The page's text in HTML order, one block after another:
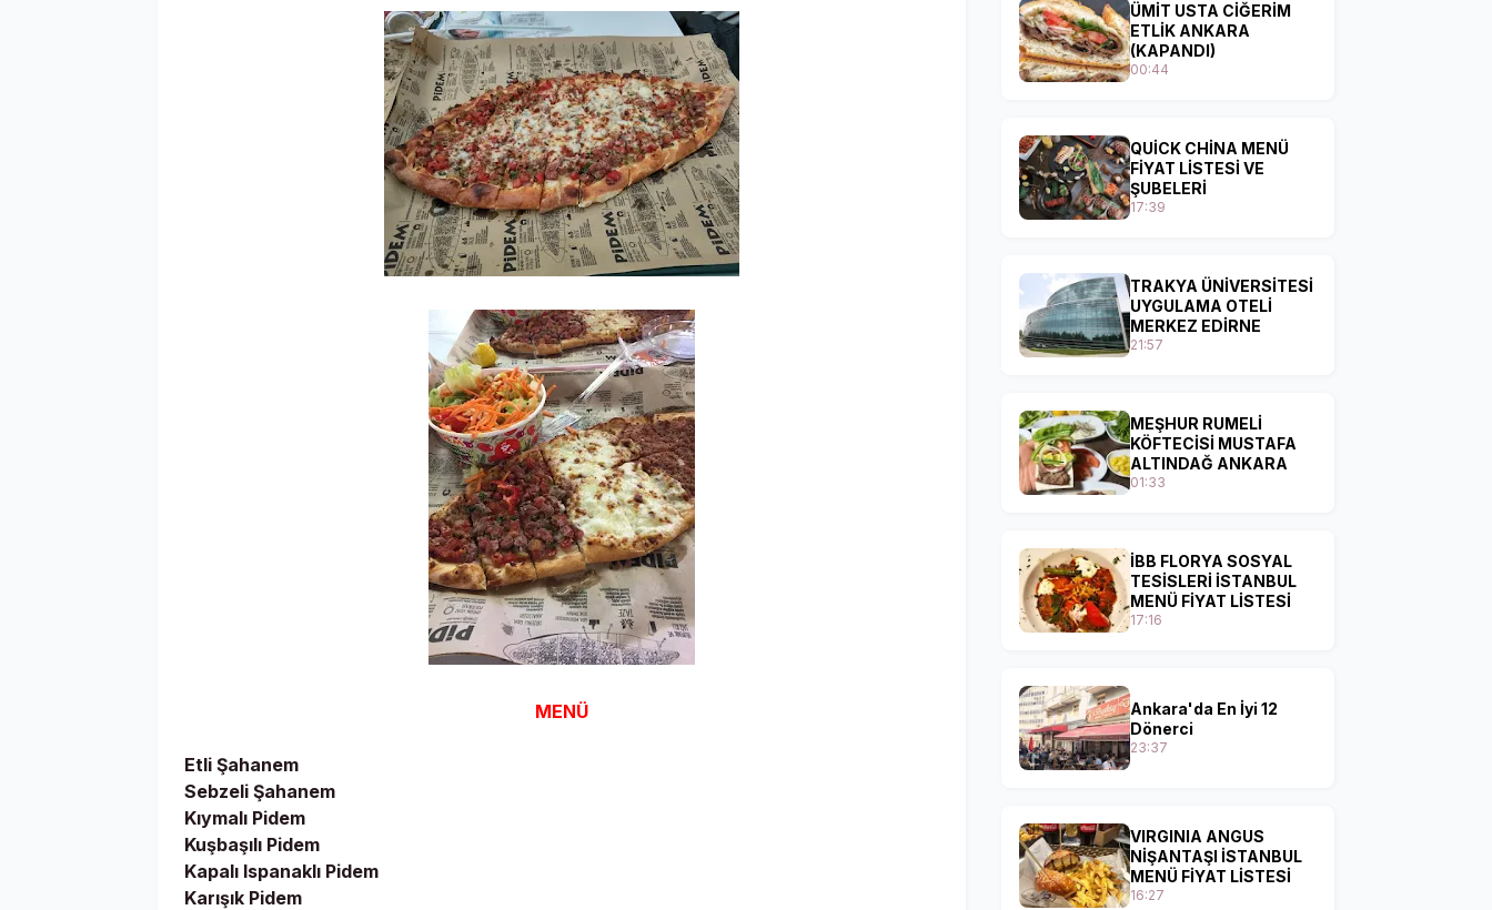
MENÜ
Etli Şahanem
Sebzeli Şahanem
Kıymalı Pidem
Kuşbaşılı Pidem
Kapalı Ispanaklı Pidem
Karışık Pidem
ÜMİT USTA CİĞERİM
ETLİK ANKARA
(KAPANDI)
00:44
QUİCK CHİNA MENÜ
FİYAT LİSTESİ VE
ŞUBELERİ
17:39
TRAKYA ÜNİVERSİTESİ
UYGULAMA OTELİ
MERKEZ EDİRNE
21:57
MEŞHUR RUMELİ
KÖFTECİSİ MUSTAFA
ALTINDAĞ ANKARA
01:33
İBB FLORYA SOSYAL
TESİSLERİ İSTANBUL
MENÜ FİYAT LİSTESİ
17:16
Ankara'da En İyi 12
Dönerci
23:37
VIRGINIA ANGUS
NİŞANTAŞI İSTANBUL
MENÜ FİYAT LİSTESİ
16:27